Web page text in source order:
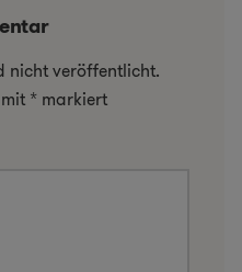
nicht veröffentlicht.
* markiert